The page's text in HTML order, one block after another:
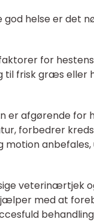
god helse er det
for
til frisk græs eller
er afgørende
forbedrer
motion
veterinærtjek
med at